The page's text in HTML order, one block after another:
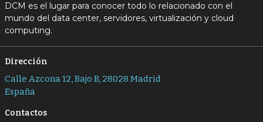
DCM es el lugar para conocer todo lo relacionado con el
mundo del data center, servidores, virtualización y cloud
computing.
Dirección
Calle Azcona 12, Bajo B, 28028 Madrid
España
Contactos